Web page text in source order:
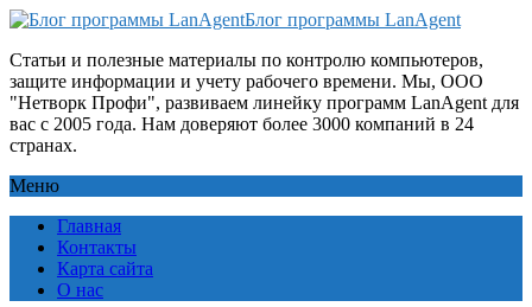
Блог программы LanAgent
Статьи и полезные материалы по контролю компьютеров,
защите информации и учету рабочего времени. Мы, ООО
"Нетворк Профи", развиваем линейку программ LanAgent для
вас с 2005 года. Нам доверяют более 3000 компаний в 24
странах.
Меню
Главная
Контакты
Карта сайта
О нас